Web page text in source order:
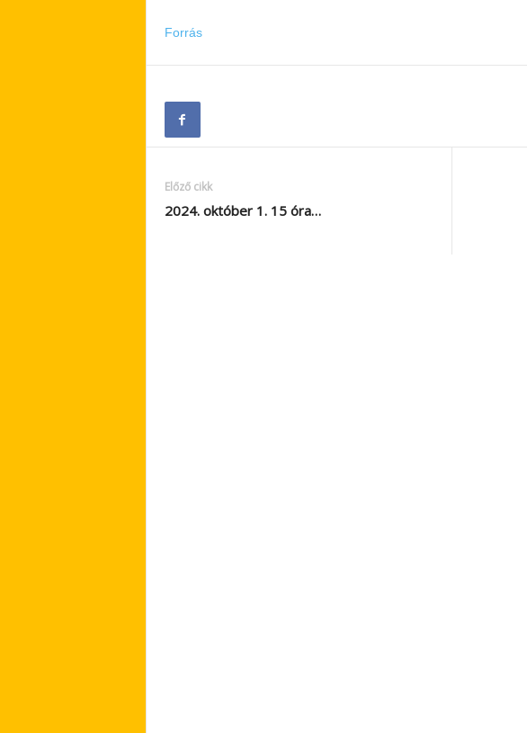
Forrás
Előző cikk
2024. október 1. 15 óra…